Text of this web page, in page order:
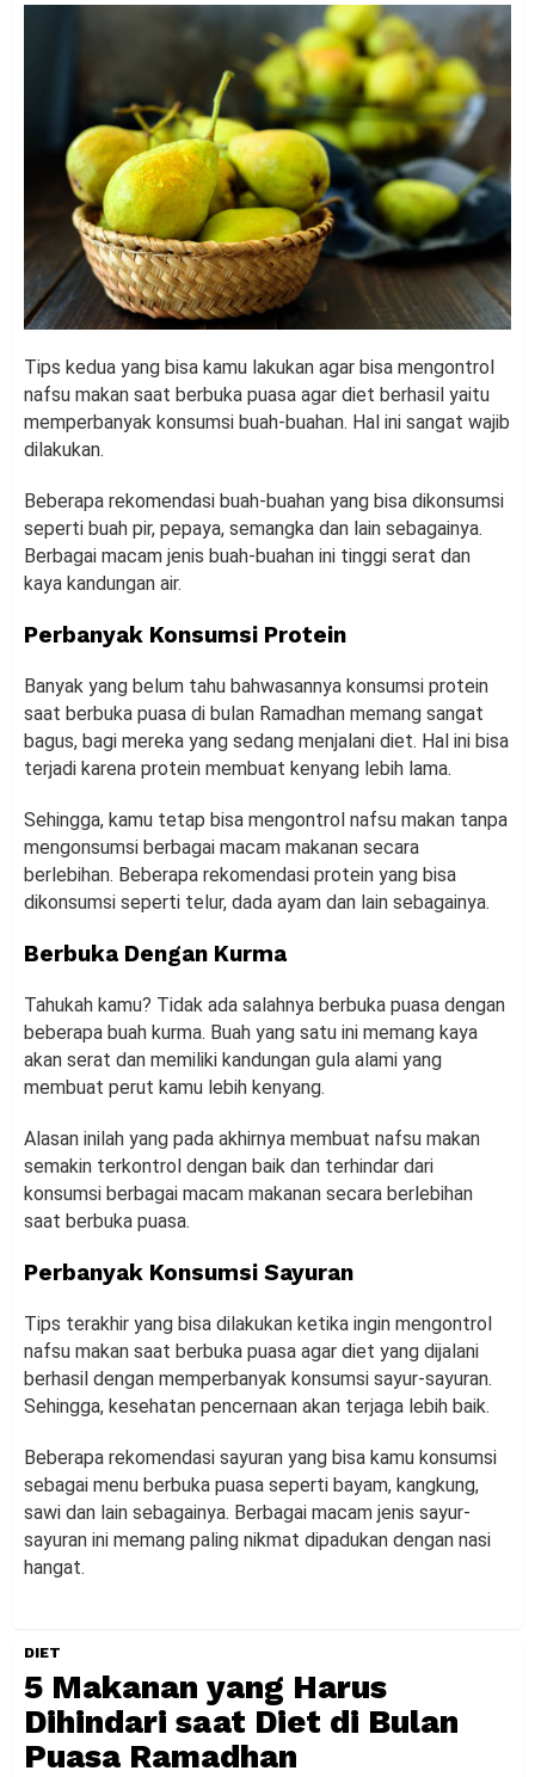
Tips kedua yang bisa kamu lakukan agar bisa mengontrol
nafsu makan saat berbuka puasa agar diet berhasil yaitu
memperbanyak konsumsi buah-buahan. Hal ini sangat wajib
dilakukan.
Beberapa rekomendasi buah-buahan yang bisa dikonsumsi
seperti buah pir, pepaya, semangka dan lain sebagainya.
Berbagai macam jenis buah-buahan ini tinggi serat dan
kaya kandungan air.
Perbanyak Konsumsi Protein
Banyak yang belum tahu bahwasannya konsumsi protein
saat berbuka puasa di bulan Ramadhan memang sangat
bagus, bagi mereka yang sedang menjalani diet. Hal ini bisa
terjadi karena protein membuat kenyang lebih lama.
Sehingga, kamu tetap bisa mengontrol nafsu makan tanpa
mengonsumsi berbagai macam makanan secara
berlebihan. Beberapa rekomendasi protein yang bisa
dikonsumsi seperti telur, dada ayam dan lain sebagainya.
Berbuka Dengan Kurma
Tahukah kamu? Tidak ada salahnya berbuka puasa dengan
beberapa buah kurma. Buah yang satu ini memang kaya
akan serat dan memiliki kandungan gula alami yang
membuat perut kamu lebih kenyang.
Alasan inilah yang pada akhirnya membuat nafsu makan
semakin terkontrol dengan baik dan terhindar dari
konsumsi berbagai macam makanan secara berlebihan
saat berbuka puasa.
Perbanyak Konsumsi Sayuran
Tips terakhir yang bisa dilakukan ketika ingin mengontrol
nafsu makan saat berbuka puasa agar diet yang dijalani
berhasil dengan memperbanyak konsumsi sayur-sayuran.
Sehingga, kesehatan pencernaan akan terjaga lebih baik.
Beberapa rekomendasi sayuran yang bisa kamu konsumsi
sebagai menu berbuka puasa seperti bayam, kangkung,
sawi dan lain sebagainya. Berbagai macam jenis sayur-
sayuran ini memang paling nikmat dipadukan dengan nasi
hangat.
DIET
5 Makanan yang Harus
Dihindari saat Diet di Bulan
Puasa Ramadhan